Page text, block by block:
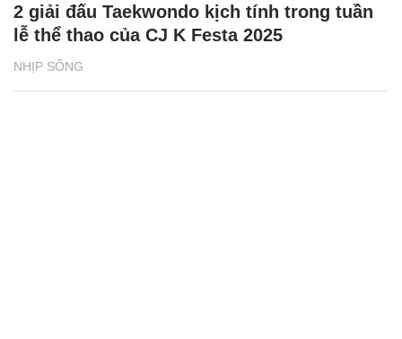
NHỊP SỐNG
2 giải đấu Taekwondo kịch tính trong tuần
lễ thể thao của CJ K Festa 2025